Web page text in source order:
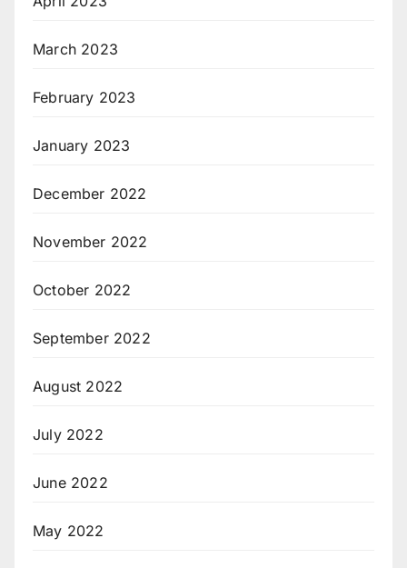
March 2023
February 2023
January 2023
December 2022
November 2022
October 2022
September 2022
August 2022
July 2022
June 2022
May 2022